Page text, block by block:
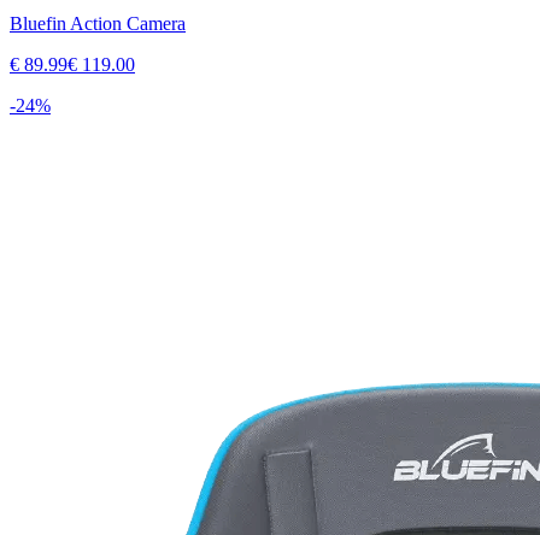
Bluefin Action Camera
€ 89.99€ 119.00
-24%